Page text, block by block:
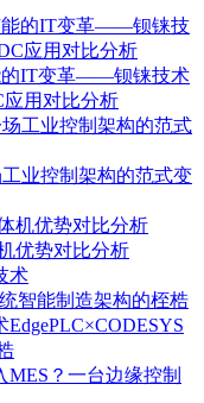
的IT变革——钡铼技术
应用对比分析
业控制架构的范式变
优势对比分析